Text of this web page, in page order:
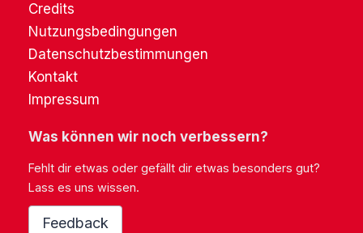
Credits
Nutzungsbedingungen
Datenschutzbestimmungen
Kontakt
Impressum
Was können wir noch verbessern?
Fehlt dir etwas oder gefällt dir etwas besonders gut?
Lass es uns wissen.
Feedback